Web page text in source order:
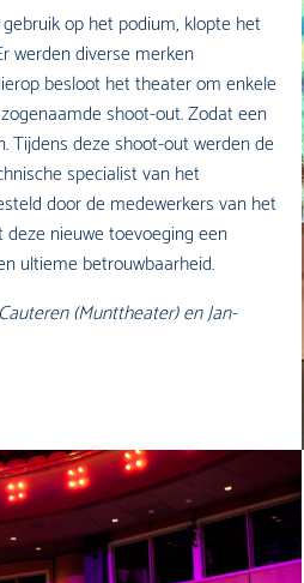
op het podium, klopte het
werden diverse merken
besloot het theater om enkele
shoot-out. Zodat een
Tijdens deze shoot-out werden de
specialist van het
door de medewerkers van het
nieuwe toevoeging een
ultieme betrouwbaarheid.
(Munttheater) en Jan-